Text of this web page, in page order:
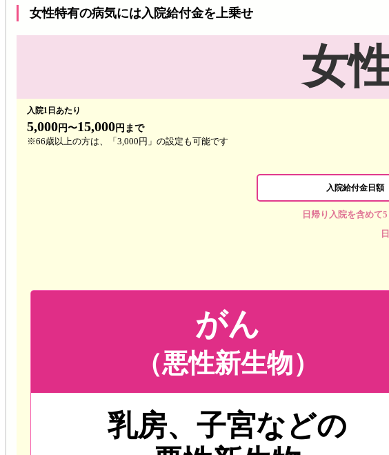
女性特有の病気には入院給付金を上乗せ
女
入院1日あたり
5,000 円〜15,000 円 まで
※66歳以上の方は、「3,000円」の設定も可能です
入院給付金日額
日帰り入院を含めて
がん
（悪性新生物）
乳房、子宮などの